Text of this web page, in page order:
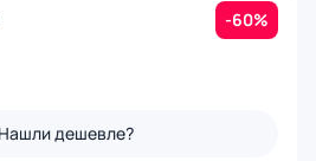
-60%
Нашли дешевле?